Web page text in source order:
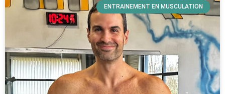
ENTRAINEMENT EN MUSCULATION